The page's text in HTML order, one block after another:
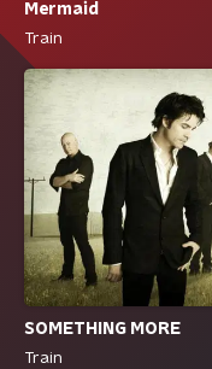
Mermaid
Train
SOMETHING MORE
Train